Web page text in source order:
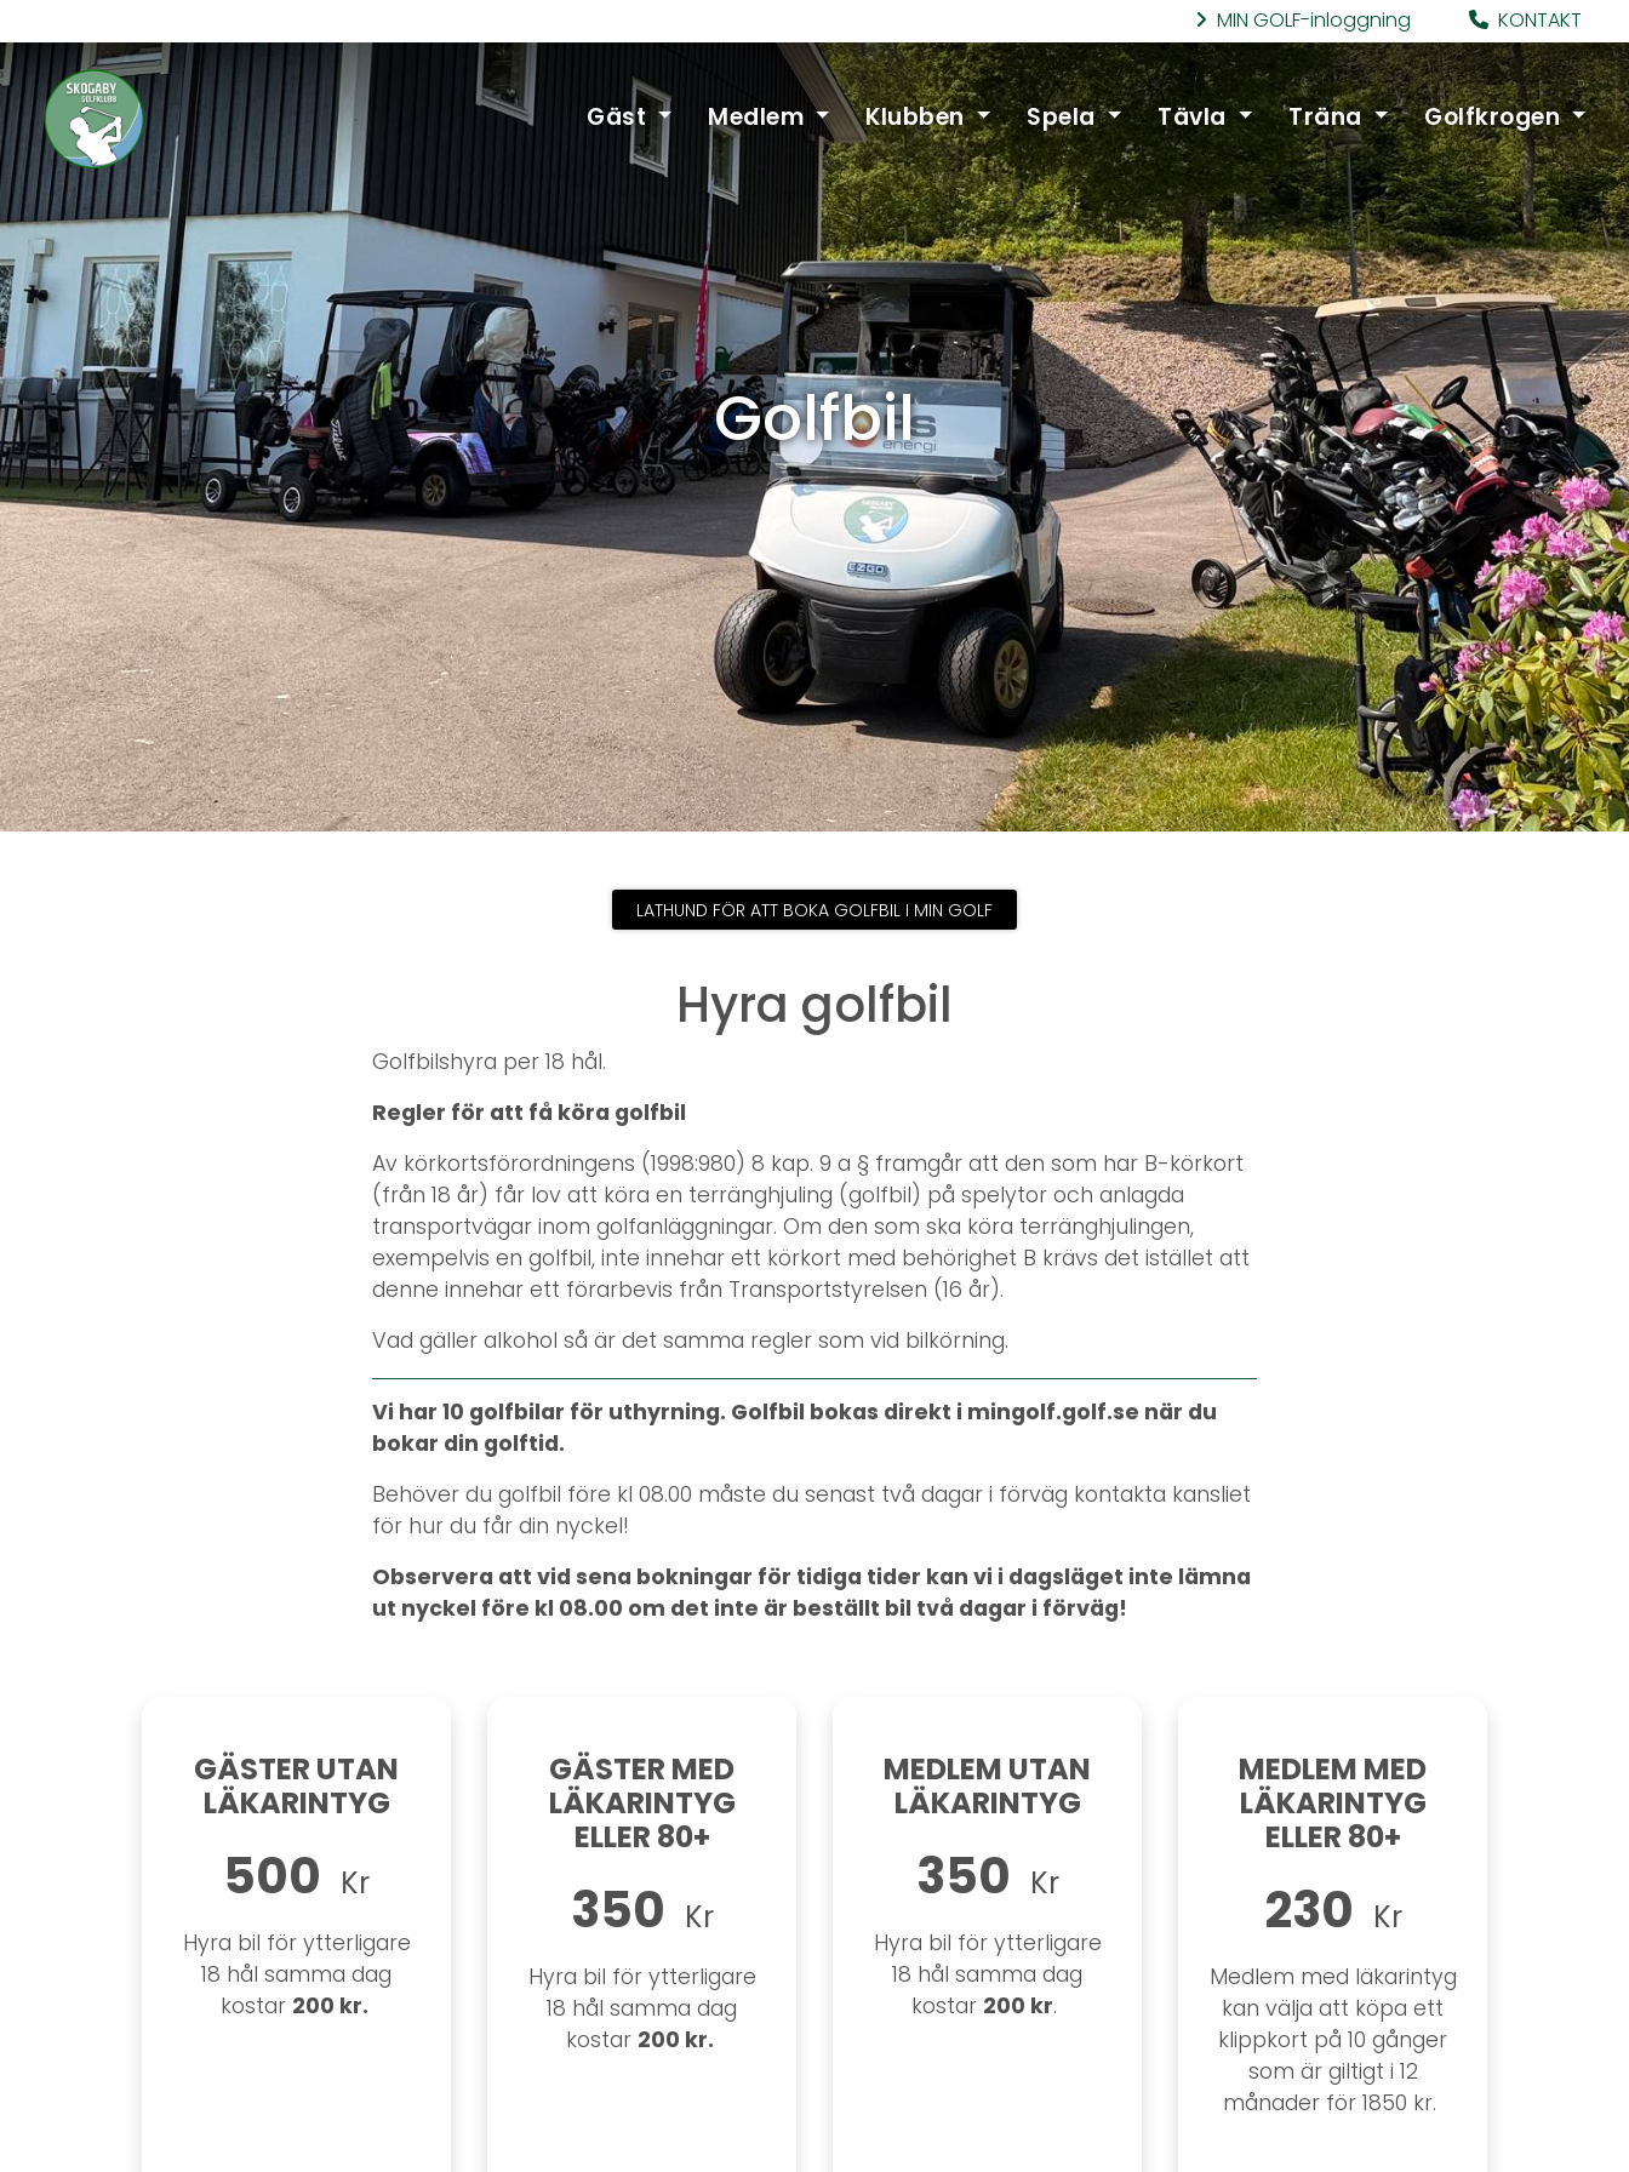
MIN GOLF-inloggning KONTAKT
Gäst Medlem Klubben Spela Tävla Träna Golfkrogen
Golfbil
LATHUND FÖR ATT BOKA GOLFBIL I MIN GOLF
Hyra golfbil
Golfbilshyra per 18 hål.
Regler för att få köra golfbil
Av körkortsförordningens (1998:980) 8 kap. 9 a § framgår att den som har B-körkort
(från 18 år) får lov att köra en terränghjuling (golfbil) på spelytor och anlagda
transportvägar inom golfanläggningar. Om den som ska köra terränghjulingen,
exempelvis en golfbil, inte innehar ett körkort med behörighet B krävs det istället att
denne innehar ett förarbevis från Transportstyrelsen (16 år).
Vad gäller alkohol så är det samma regler som vid bilkörning.
Vi har 10 golfbilar för uthyrning. Golfbil bokas direkt i mingolf.golf.se när du
bokar din golftid.
Behöver du golfbil före kl 08.00 måste du senast två dagar i förväg kontakta kansliet
för hur du får din nyckel!
Observera att vid sena bokningar för tidiga tider kan vi i dagsläget inte lämna
ut nyckel före kl 08.00 om det inte är beställt bil två dagar i förväg!
GÄSTER UTAN
LÄKARINTYG
500 Kr
Hyra bil för ytterligare
18 hål samma dag
kostar 200 kr.
GÄSTER MED
LÄKARINTYG
ELLER 80+
350 Kr
Hyra bil för ytterligare
18 hål samma dag
kostar 200 kr.
MEDLEM UTAN
LÄKARINTYG
350 Kr
Hyra bil för ytterligare
18 hål samma dag
kostar 200 kr.
MEDLEM MED
LÄKARINTYG
ELLER 80+
230 Kr
Medlem med läkarintyg
kan välja att köpa ett
klippkort på 10 gånger
som är giltigt i 12
månader för 1850 kr.